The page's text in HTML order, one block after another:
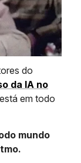
do
da IA no
em todo
mundo